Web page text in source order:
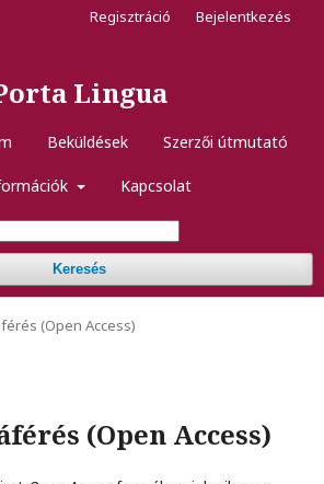
Lingua
Beküldések Szerzői útmutató
Kapcsolat
Keresés
Regisztráció Bejelentkezés
(Open Access)
(Open Access)